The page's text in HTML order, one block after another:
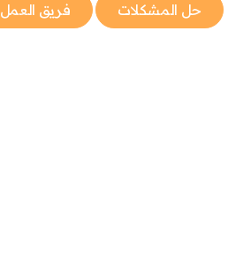
حل المشكلات فريق العمل